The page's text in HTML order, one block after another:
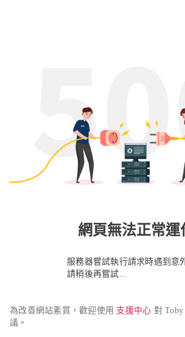
網頁無法正常運
服務器嘗試執行請求時遇到意
請稍後再嘗試...
為改善網站素質，歡迎使用 支援中心 對
議。